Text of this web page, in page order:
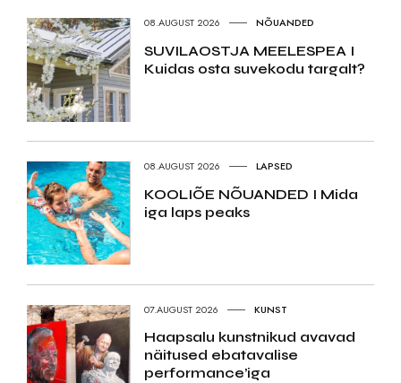
08.AUGUST 2026 NÕUANDED
SUVILAOSTJA MEELESPEA I
Kuidas osta suvekodu targalt?
08.AUGUST 2026 LAPSED
KOOLIÕE NÕUANDED I Mida
iga laps peaks
07.AUGUST 2026 KUNST
Haapsalu kunstnikud avavad
näitused ebatavalise
performance’iga